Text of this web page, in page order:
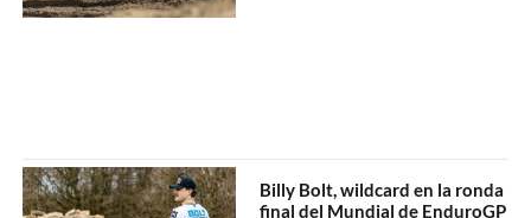
Billy Bolt, wildcard en la ronda
final del Mundial de EnduroGP